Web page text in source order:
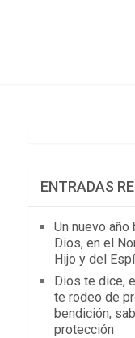
ENTRADAS
Un nuevo
Dios, en el
Hijo y del
Dios te dice,
te rodeo de
bendición,
protección